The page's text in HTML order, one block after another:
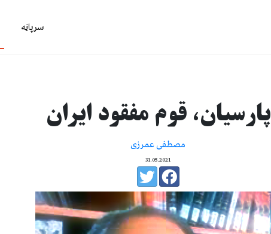
سرپاڼه
پارسیان، قوم مفقود ایران
مصطفی عمرزی
31.05.2021